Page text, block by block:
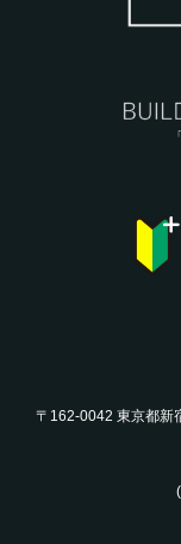
〒162-0042 東京都新